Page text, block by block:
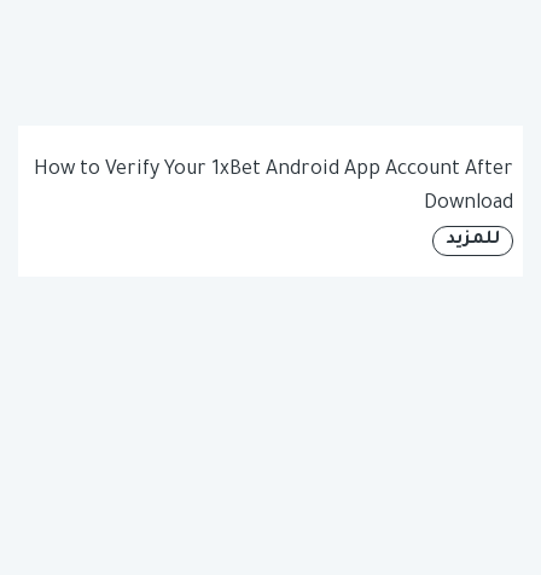
How to Verify Your 1xBet Android App Account After
Download
للمزيد